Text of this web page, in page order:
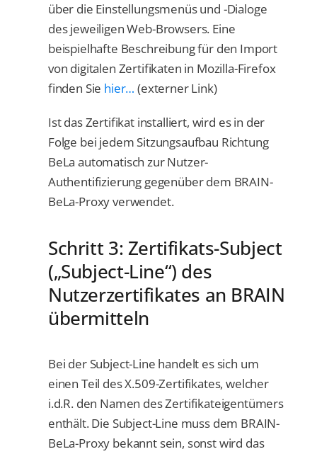
über die Einstellungsmenüs und -Dialoge
des jeweiligen Web-Browsers. Eine
beispielhafte Beschreibung für den Import
von digitalen Zertifikaten in Mozilla-Firefox
finden Sie hier… (externer Link)
Ist das Zertifikat installiert, wird es in der
Folge bei jedem Sitzungsaufbau Richtung
BeLa automatisch zur Nutzer-
Authentifizierung gegenüber dem BRAIN-
BeLa-Proxy verwendet.
Schritt 3: Zertifikats-Subject
(„Subject-Line“) des
Nutzerzertifikates an BRAIN
übermitteln
Bei der Subject-Line handelt es sich um
einen Teil des X.509-Zertifikates, welcher
i.d.R. den Namen des Zertifikateigentümers
enthält. Die Subject-Line muss dem BRAIN-
BeLa-Proxy bekannt sein, sonst wird das